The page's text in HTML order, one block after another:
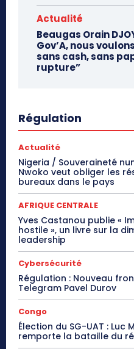
Actualité
Beaugas Orain
Gov’A, nous
sans cash, sans
rupture”
Régulation
Actualité
Nigeria / Souveraineté
Nwoko veut obliger les
bureaux dans le pays
AFRIQUE CENTRALE
Yves Castanou publie «
hostile », un livre sur la
leadership
Cybersécurité
Régulation : Nouveau
Telegram Pavel Durov
Congo
Élection du SG-UAT : Luc
remporte la bataille du